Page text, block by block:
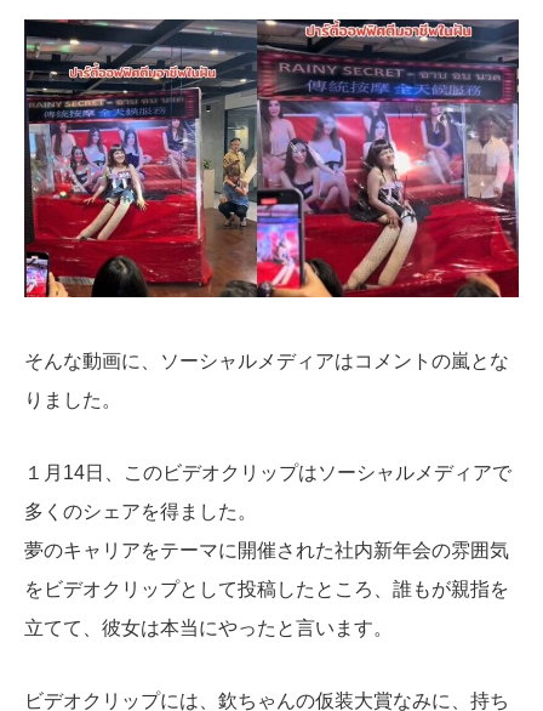
そんな動画に、ソーシャルメディアはコメントの嵐とな
りました。
１月14日、このビデオクリップはソーシャルメディアで
多くのシェアを得ました。
夢のキャリアをテーマに開催された社内新年会の雰囲気
をビデオクリップとして投稿したところ、誰もが親指を
立てて、彼女は本当にやったと言います。
ビデオクリップには、欽ちゃんの仮装大賞なみに、持ち